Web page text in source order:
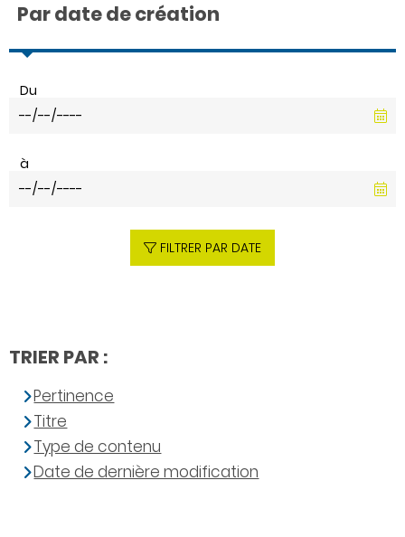
Par date de création
Du
à
FILTRER PAR DATE
TRIER PAR :
Pertinence
Titre
Type de contenu
Date de dernière modification